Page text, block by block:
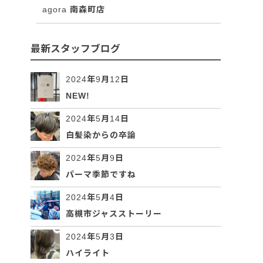
agora 南森町店
最新スタッフブログ
2024年9月12日
NEW!
2024年5月14日
白髪染からの卒論
2024年5月9日
パーマ季節ですね
2024年5月4日
高槻市ジャスストーリー
2024年5月3日
ハイライト